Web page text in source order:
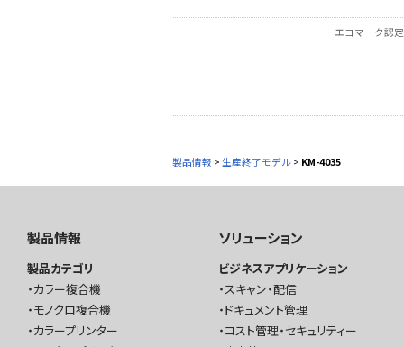
エコマーク認
製品情報 > 生産終了モデル > KM-4035
製品情報
製品カテゴリ
カラー複合機
モノクロ複合機
カラープリンター
ソリューション
ビジネスアプリケーション
スキャン・配信
ドキュメント管理
コスト管理・セキュリティー